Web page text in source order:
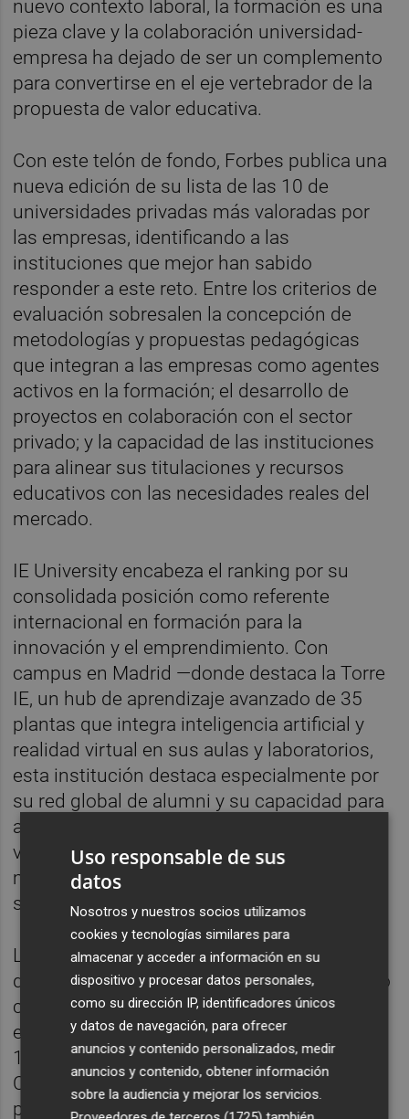
nuevo contexto laboral, la formación es una
pieza clave y la colaboración universidad-
empresa ha dejado de ser un complemento
para convertirse en el eje vertebrador de la
propuesta de valor educativa.
Con este telón de fondo, Forbes publica una
nueva edición de su lista de las 10 de
universidades privadas más valoradas por
las empresas, identificando a las
instituciones que mejor han sabido
responder a este reto. Entre los criterios de
evaluación sobresalen la concepción de
metodologías y propuestas pedagógicas
que integran a las empresas como agentes
activos en la formación; el desarrollo de
proyectos en colaboración con el sector
privado; y la capacidad de las instituciones
para alinear sus titulaciones y recursos
educativos con las necesidades reales del
mercado.
IE University encabeza el ranking por su
consolidada posición como referente
internacional en formación para la
innovación y el emprendimiento. Con
campus en Madrid —donde destaca la Torre
IE, un hub de aprendizaje avanzado de 35
plantas que integra inteligencia artificial y
realidad virtual en sus aulas y laboratorios,
esta institución destaca especialmente por
su red global de alumni y su capacidad para
atraer talento internacional. La estrecha
vinculación con grandes corporaciones y su
modelo de aprendizaje aplicado apuntalan
su posición de liderazgo.
La Universidad Alfonso X el Sabio (UAX)
destaca por su modelo educativo conectado
con la realidad empresarial con tasas de
empleabilidad en torno al 95%. Con más de
10.000 convenios con compañías como
CaixaBank, LALIGA o IBM, UAX ha apostado
por su metodología UAXmakers basada en
Uso responsable de sus
datos
Nosotros y nuestros socios utilizamos
cookies y tecnologías similares para
almacenar y acceder a información en su
dispositivo y procesar datos personales,
como su dirección IP, identificadores únicos
y datos de navegación, para ofrecer
anuncios y contenido personalizados, medir
anuncios y contenido, obtener información
sobre la audiencia y mejorar los servicios.